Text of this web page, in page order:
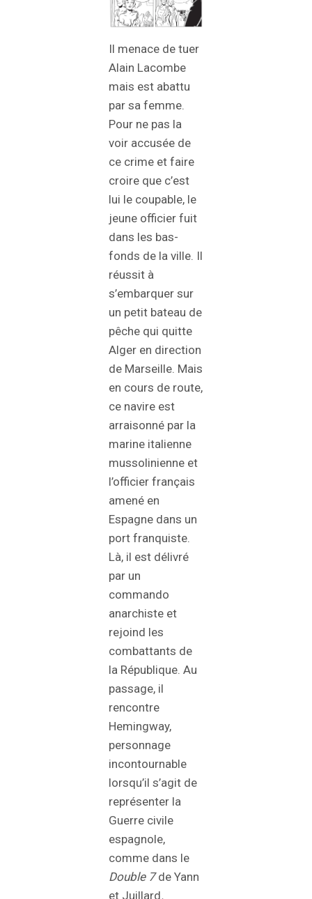
Il menace de tuer
Alain Lacombe
mais est abattu
par sa femme.
Pour ne pas la
voir accusée de
ce crime et faire
croire que c’est
lui le coupable, le
jeune officier fuit
dans les bas-
fonds de la ville. Il
réussit à
s’embarquer sur
un petit bateau de
pêche qui quitte
Alger en direction
de Marseille. Mais
en cours de route,
ce navire est
arraisonné par la
marine italienne
mussolinienne et
l’officier français
amené en
Espagne dans un
port franquiste.
Là, il est délivré
par un
commando
anarchiste et
rejoind les
combattants de
la République. Au
passage, il
rencontre
Hemingway,
personnage
incontournable
lorsqu’il s’agit de
représenter la
Guerre civile
espagnole,
comme dans le
Double 7de Yann
et Juillard.